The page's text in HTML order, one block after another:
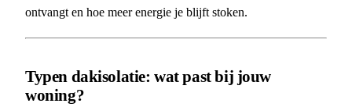
ontvangt en hoe meer energie je blijft stoken.
Typen dakisolatie: wat past bij jouw
woning?